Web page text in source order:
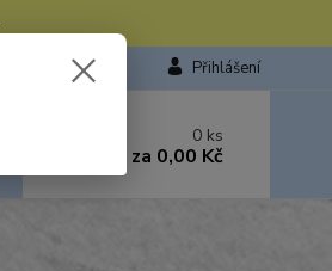
Přihlášení
0 ks
za 0,00 Kč